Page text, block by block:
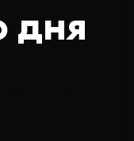
дня